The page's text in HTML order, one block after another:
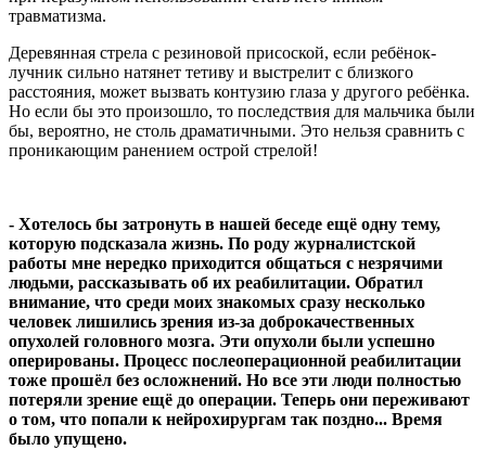
травматизма.
Деревянная стрела с резиновой присоской, если ребёнок-
лучник сильно натянет тетиву и выстрелит с близкого
расстояния, может вызвать контузию глаза у другого ребёнка.
Но если бы это произошло, то последствия для мальчика были
бы, вероятно, не столь драматичными. Это нельзя сравнить с
проникающим ранением острой стрелой!
- Хотелось бы затронуть в нашей беседе ещё одну тему,
которую подсказала жизнь. По роду журналистской
работы мне нередко приходится общаться с незрячими
людьми, рассказывать об их реабилитации. Обратил
внимание, что среди моих знакомых сразу несколько
человек лишились зрения из-за доброкачественных
опухолей головного мозга. Эти опухоли были успешно
оперированы. Процесс послеоперационной реабилитации
тоже прошёл без осложнений. Но все эти люди полностью
потеряли зрение ещё до операции. Теперь они переживают
о том, что попали к нейрохирургам так поздно... Время
было упущено.